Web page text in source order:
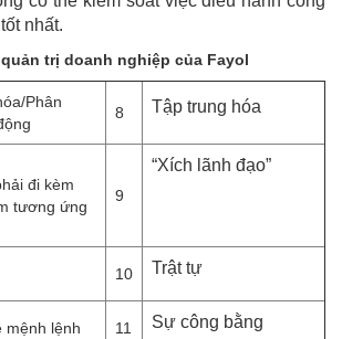
nhất.
trị doanh nghiệp của Fayol
Phân
8 Tập trung hóa
đi kèm
tương ứng
9
“Xích lãnh đạo”
10 Trật tự
mệnh lệnh 11 Sự công bằng